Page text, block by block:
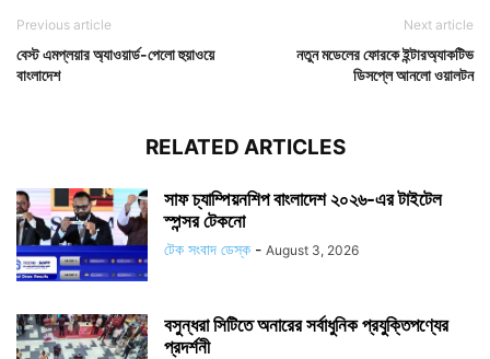
Previous article
বেস্ট এমপ্লয়ার অ্যাওয়ার্ড-পেলো হুয়াওয়ে
বাংলাদেশ
Next article
নতুন মডেলের ফোরকে ইন্টারঅ্যাকটিভ
ডিসপ্লে আনলো ওয়ালটন
RELATED ARTICLES
সাফ চ্যাম্পিয়নশিপ বাংলাদেশ ২০২৬-এর টাইটেল
স্পন্সর টেকনো
টেক সংবাদ ডেস্ক - August 3, 2026
বসুন্ধরা সিটিতে অনারের সর্বাধুনিক প্রযুক্তিপণ্যের
প্রদর্শনী